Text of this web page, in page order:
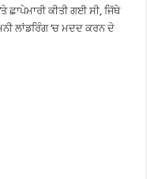
ਛਾਪੇਮਾਰੀ ਕੀਤੀ ਗਈ ਸੀ, ਜਿੱਥੇ
ਲਾਂਡਰਿੰਗ ‘ਚ ਮਦਦ ਕਰਨ ਦੇ